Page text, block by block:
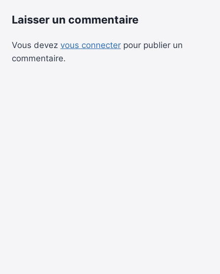
Laisser un commentaire
Vous devez vous connecter pour publier un
commentaire.